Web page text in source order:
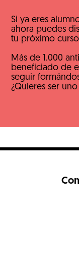
Si ya eres
ahora puedes
tu próximo
Más de 1.000
beneficiado de
seguir
¿Quieres ser